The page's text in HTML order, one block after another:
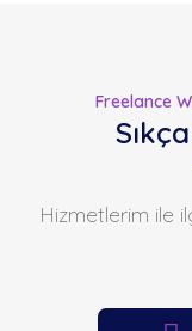
Freelance
Hizmetlerim ile